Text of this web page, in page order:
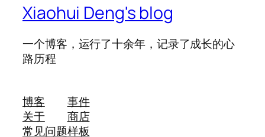
Xiaohui Deng's blog
一个博客，运行了十余年，记录了成长的心
路历程
博客
关于
常见问题
事件
商店
样板